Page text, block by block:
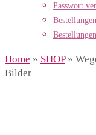
Passwort
Bestellungen
Bestellungen
Home » SHOP»
Bilder